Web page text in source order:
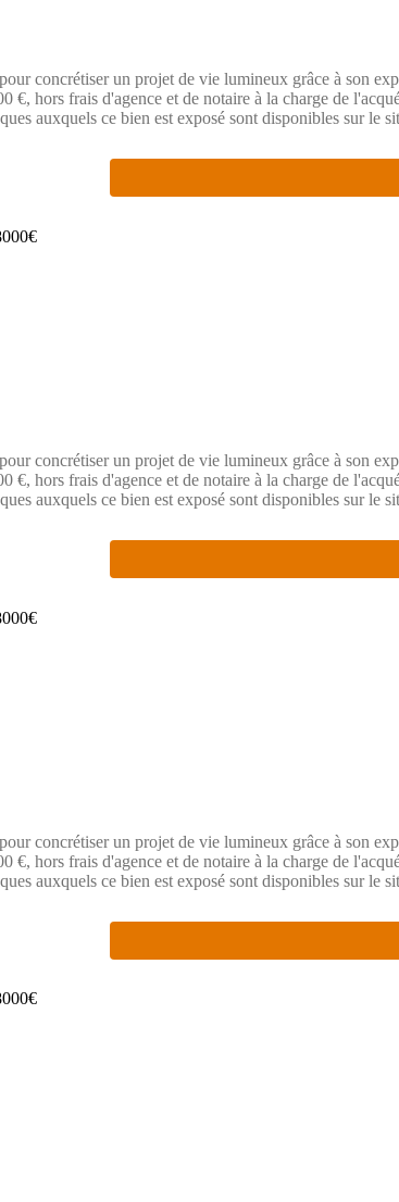
concrétiser un projet de vie lumineux grâce à son
hors frais d'agence et de notaire à la charge de
auxquels ce bien est exposé sont disponibles sur le
concrétiser un projet de vie lumineux grâce à son
hors frais d'agence et de notaire à la charge de
auxquels ce bien est exposé sont disponibles sur le
concrétiser un projet de vie lumineux grâce à son
hors frais d'agence et de notaire à la charge de
auxquels ce bien est exposé sont disponibles sur le